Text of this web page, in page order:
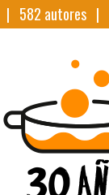
| 582 autores |